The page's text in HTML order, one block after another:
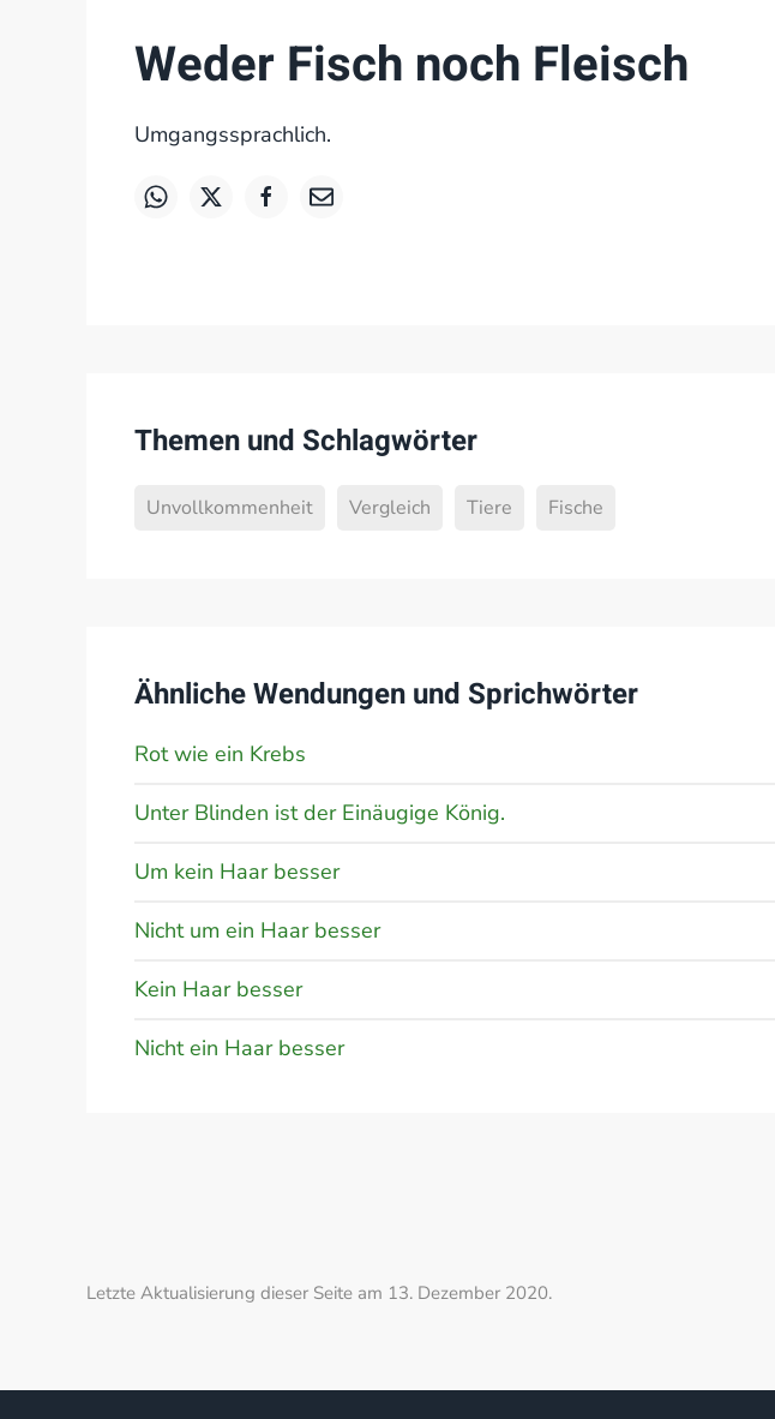
Weder Fisch noch Fleisch
Umgangssprachlich.
Themen und Schlagwörter
Unvollkommenheit Vergleich Tiere Fische
Ähnliche Wendungen und Sprichwörter
Rot wie ein Krebs
Unter Blinden ist der Einäugige König.
Um kein Haar besser
Nicht um ein Haar besser
Kein Haar besser
Nicht ein Haar besser
Letzte Aktualisierung dieser Seite am 13. Dezember 2020.